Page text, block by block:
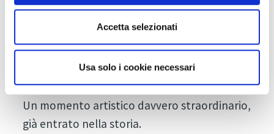
Accetta selezionati
Usa solo i cookie necessari
nuovo FieraMesse H1 Eventspace, tra i quali
la quarta edizione di TEDx Bolzano, concerti
e spettacoli nell'ambito del Jazz Festival e
un concerto per 50 pianoforti organizzato in
occasione del 64° Concorso Ferruccio Busoni.
Un momento artistico davvero straordinario,
già entrato nella storia.